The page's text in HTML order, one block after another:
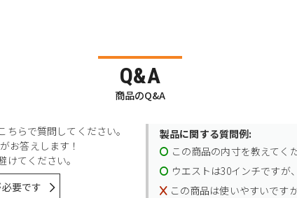
Q&A
商品のQ&A
らで質問してください。
お答えします！
てください。
要です
製品に関する質問例:
この商品の内寸を教えてく
ウエストは30インチですが
この商品は使いやすいです